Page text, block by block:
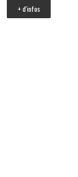
+ d'infos